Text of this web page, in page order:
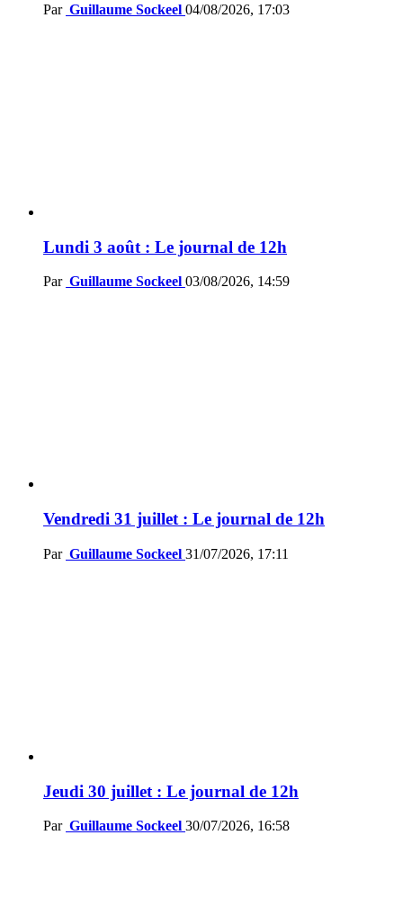
Par Guillaume Sockeel 04/08/2026, 17:03
Lundi 3 août : Le journal de 12h
Par Guillaume Sockeel 03/08/2026, 14:59
Vendredi 31 juillet : Le journal de 12h
Par Guillaume Sockeel 31/07/2026, 17:11
Jeudi 30 juillet : Le journal de 12h
Par Guillaume Sockeel 30/07/2026, 16:58